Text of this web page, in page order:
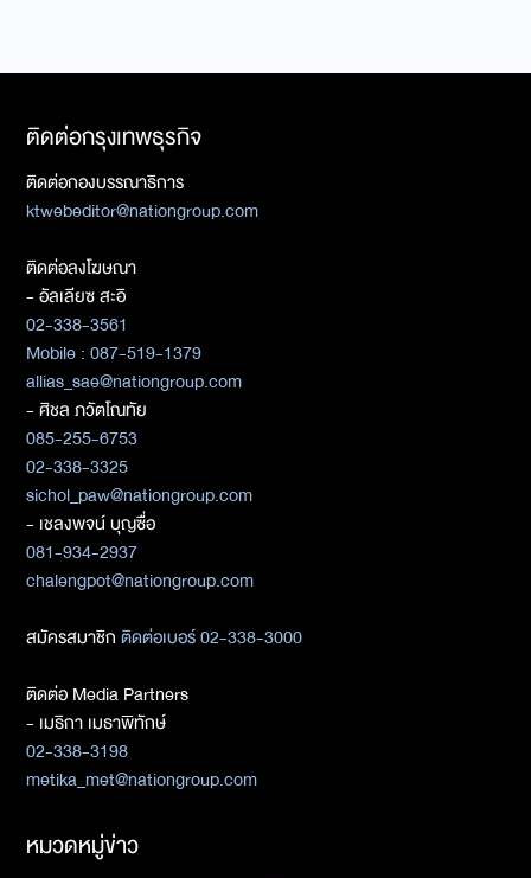
ติดต่อกรุงเทพธุรกิจ
ติดต่อกองบรรณาธิการ
ktwebeditor@nationgroup.com
ติดต่อลงโฆษณา
- อัลเลียซ สะอิ
02-338-3561
Mobile : 087-519-1379
allias_sae@nationgroup.com
- ศิชล ภวัตโณทัย
085-255-6753
02-338-3325
sichol_paw@nationgroup.com
- เชลงพจน์ บุญซื่อ
081-934-2937
chalengpot@nationgroup.com
สมัครสมาชิกติดต่อเบอร์ 02-338-3000
ติดต่อ Media Partners
- เมธิกา เมธาพิทักษ์
02-338-3198
metika_met@nationgroup.com
หมวดหมู่ข่าว